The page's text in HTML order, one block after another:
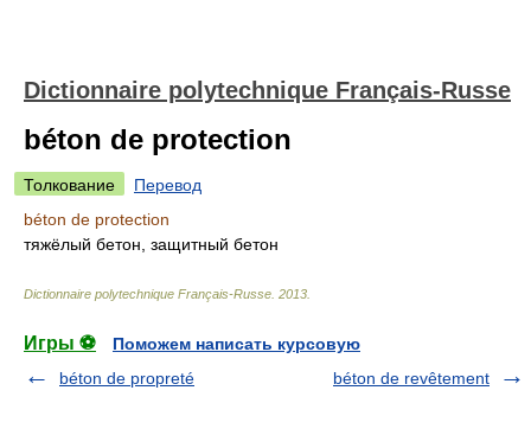
Dictionnaire polytechnique Français-Russe
béton de protection
Толкование
Перевод
béton de protection
тяжёлый бетон, защитный бетон
Dictionnaire polytechnique Français-Russe 2013
Игры ⚽
Поможем написать курсовую
béton de propreté
béton de revêtement